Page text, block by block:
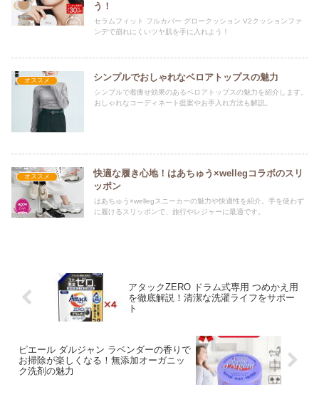
う！
セラムフィット フルカバー グロークッション V2クッションファ
ンデで崩れにくいツヤ肌を手に入れよう！
オススメ シンプルでおしゃれなベロアトップスの魅力
シンプルで着痩せ効果のあるベロアトップスの魅力を紹介します。
おしゃれなコーディネート提案やお手入れ方法も解説。
オススメ
快適な履き心地！はあちゅう×wellegコラボのスリ
ッポン
はあちゅう×wellegスニーカーの魅力や快適性を紹介。手を使わず
に履けるスリッポンで、旅行やレジャーに最適です。
アタックZERO ドラム式専用 つめかえ用
を徹底解説！清潔な洗濯ライフをサポー
ト
ピエール ダルジャン ラベンダーの香りで
お掃除が楽しくなる！無添加オーガニッ
ク洗剤の魅力